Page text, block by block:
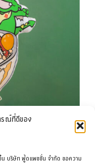
รณ์ที่ดีของ
น บริษัท ฟู้ดแพชชั่น จำกัด ขอความ